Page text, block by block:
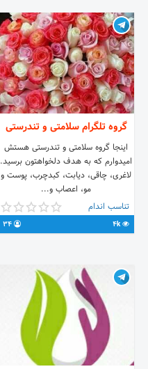
گروه تلگرام سلامتی و تندرستی
اینجا گروه سلامتی و تندرستی هستش
امیدوارم که به هدف دلخواهتون برسید.
لاغری، چاقی، دیابت، کبدچرب، پوست و
مو، اعصاب و...
تناسب اندام
4k